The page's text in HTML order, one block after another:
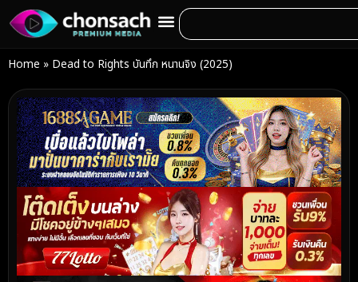
Home » Dead to Rights บันทึก หนานจิง (2025)